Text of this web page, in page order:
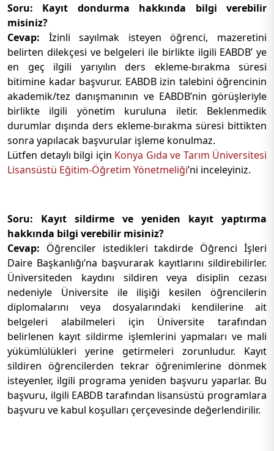
Soru: Kayıt dondurma hakkında bilgi verebilir
misiniz?
Cevap: İzinli sayılmak isteyen öğrenci, mazeretini
belirten dilekçesi ve belgeleri ile birlikte ilgili EABDB’ ye
en geç ilgili yarıyılın ders ekleme-bırakma süresi
bitimine kadar başvurur. EABDB izin talebini öğrencinin
akademik/tez danışmanının ve EABDB’nin görüşleriyle
birlikte ilgili yönetim kuruluna iletir. Beklenmedik
durumlar dışında ders ekleme-bırakma süresi bittikten
sonra yapılacak başvurular işleme konulmaz.
Lütfen detaylı bilgi için Konya Gıda ve Tarım Üniversitesi
Lisansüstü Eğitim-Öğretim Yönetmeliği’ni inceleyiniz.
Soru: Kayıt sildirme ve yeniden kayıt yaptırma
hakkında bilgi verebilir misiniz?
Cevap: Öğrenciler istedikleri takdirde Öğrenci İşleri
Daire Başkanlığı’na başvurarak kayıtlarını sildirebilirler.
Üniversiteden kaydını sildiren veya disiplin cezası
nedeniyle Üniversite ile ilişiği kesilen öğrencilerin
diplomalarını veya dosyalarındaki kendilerine ait
belgeleri alabilmeleri için Üniversite tarafından
belirlenen kayıt sildirme işlemlerini yapmaları ve mali
yükümlülükleri yerine getirmeleri zorunludur. Kayıt
sildiren öğrencilerden tekrar öğrenimlerine dönmek
isteyenler, ilgili programa yeniden başvuru yaparlar. Bu
başvuru, ilgili EABDB tarafından lisansüstü programlara
başvuru ve kabul koşulları çerçevesinde değerlendirilir.